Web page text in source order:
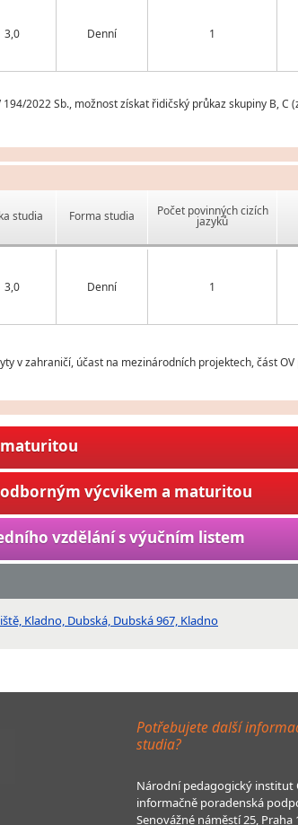
3,0 Denní 1
2022 Sb., možnost získat řidičský průkaz skupiny B,
studia Forma studia Počet povinných cizích
jazyků
3,0 Denní 1
v zahraničí, účast na mezinárodních projektech, část
maturitou
výcvikem a maturitou
vzdělání s výučním listem
Kladno, Dubská, Dubská 967, Kladno
Potřebujete další
studia?
Národní pedagogický institut
informačně poradenská
Senovážné náměstí 25, Praha